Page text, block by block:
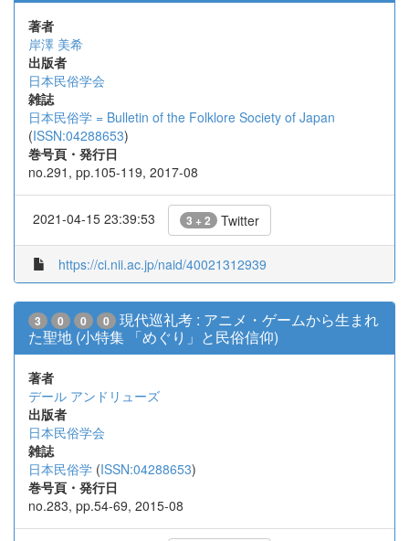
著者
岸澤 美希
出版者
日本民俗学会
雑誌
日本民俗学 = Bulletin of the Folklore Society of Japan
(ISSN:04288653)
巻号頁・発行日
no.291, pp.105-119, 2017-08
2021-04-15 23:39:53 3 + 2 Twitter
https://ci.nii.ac.jp/naid/40021312939
3 0 0 0
現代巡礼考 : アニメ・ゲームから生まれ
た聖地 (小特集 「めぐり」と民俗信仰)
著者
デール アンドリューズ
出版者
日本民俗学会
雑誌
日本民俗学 (ISSN:04288653)
巻号頁・発行日
no.283, pp.54-69, 2015-08